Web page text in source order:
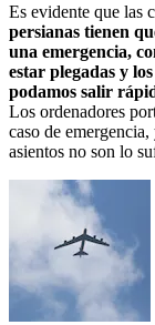
Es evidente que las
persianas tienen
una emergencia,
estar plegadas y
podamos salir
Los ordenadores
caso de
asientos no son lo